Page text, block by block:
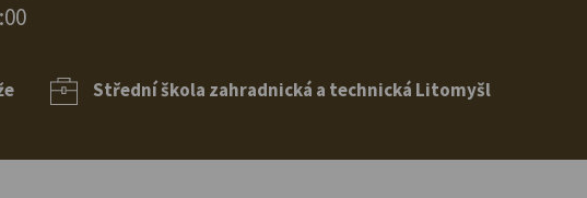
Střední škola zahradnická a technická Litomyšl